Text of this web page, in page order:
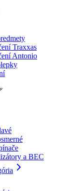
Traxxas
Antonio
a BEC